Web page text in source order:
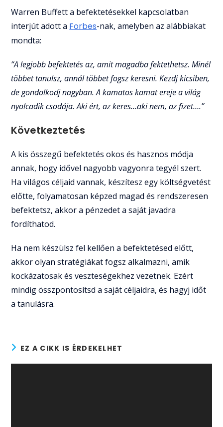
Warren Buffett a befektetésekkel kapcsolatban
interjút adott a Forbes-nak, amelyben az alábbiakat
mondta:
“A legjobb befektetés az, amit magadba fektethetsz. Minél
többet tanulsz, annál többet fogsz keresni. Kezdj kicsiben,
de gondolkodj nagyban. A kamatos kamat ereje a világ
nyolcadik csodája. Aki ért, az keres…aki nem, az fizet….”
Következtetés
A kis összegű befektetés okos és hasznos módja
annak, hogy idővel nagyobb vagyonra tegyél szert.
Ha világos céljaid vannak, készítesz egy költségvetést
előtte, folyamatosan képzed magad és rendszeresen
befektetsz, akkor a pénzedet a saját javadra
fordíthatod.
Ha nem készülsz fel kellően a befektetésed előtt,
akkor olyan stratégiákat fogsz alkalmazni, amik
kockázatosak és veszteségekhez vezetnek. Ezért
mindig összpontosítsd a saját céljaidra, és hagyj időt
a tanulásra.
EZ A CIKK IS ÉRDEKELHET